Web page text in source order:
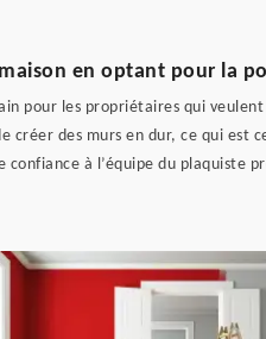
en optant pour la
pour les propriétaires qui
créer des murs en dur, ce qui
à l’équipe du plaquiste